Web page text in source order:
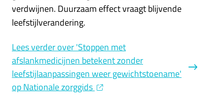
verdwijnen. Duurzaam effect vraagt blijvende
leefstijlverandering.
Lees verderover 'Stoppen met
afslankmedicijnen betekent zonder
leefstijlaanpassingen weer gewichtstoename'
op Nationale zorggids